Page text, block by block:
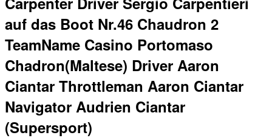
auf das Boot Nr.46 Chaudron 2
TeamName Casino Portomaso
Chadron(Maltese) Driver Aaron
Ciantar Throttleman Aaron Ciantar
Navigator Audrien Ciantar
(Supersport)